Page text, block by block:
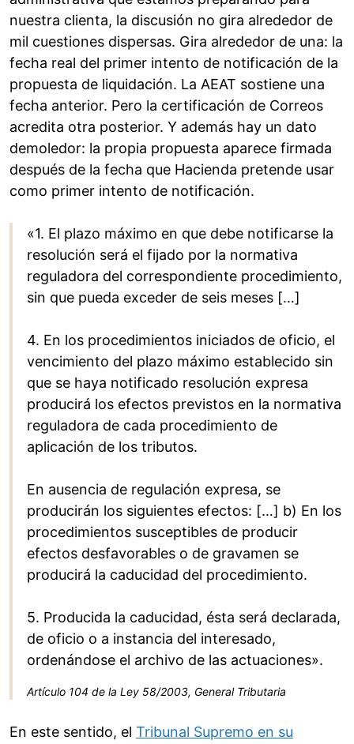
nuestra clienta, la discusión no gira alrededor de
mil cuestiones dispersas. Gira alrededor de una: la
fecha real del primer intento de notificación de la
propuesta de liquidación. La AEAT sostiene una
fecha anterior. Pero la certificación de Correos
acredita otra posterior. Y además hay un dato
demoledor: la propia propuesta aparece firmada
después de la fecha que Hacienda pretende usar
como primer intento de notificación.
«1. El plazo máximo en que debe notificarse la
resolución será el fijado por la normativa
reguladora del correspondiente procedimiento,
sin que pueda exceder de seis meses […]
4. En los procedimientos iniciados de oficio, el
vencimiento del plazo máximo establecido sin
que se haya notificado resolución expresa
producirá los efectos previstos en la normativa
reguladora de cada procedimiento de
aplicación de los tributos.
En ausencia de regulación expresa, se
producirán los siguientes efectos: […] b) En los
procedimientos susceptibles de producir
efectos desfavorables o de gravamen se
producirá la caducidad del procedimiento.
5. Producida la caducidad, ésta será declarada,
de oficio o a instancia del interesado,
ordenándose el archivo de las actuaciones».
Artículo 104 de la Ley 58/2003, General Tributaria
En este sentido, el Tribunal Supremo en su